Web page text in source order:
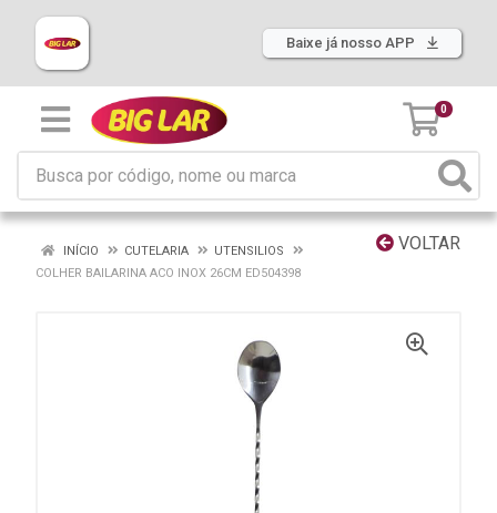
Baixe já nosso APP
0
VOLTAR
INÍCIO CUTELARIA
UTENSILIOS
COLHER BAILARINA ACO INOX 26CM ED504398